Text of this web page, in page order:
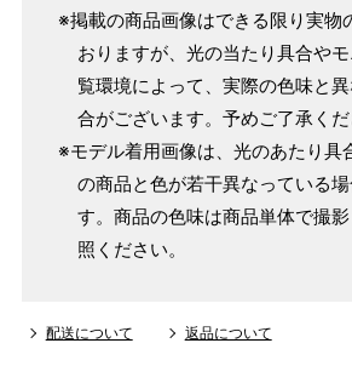
※掲載の商品画像はできる限り実物
おりますが、光の当たり具合や
覧環境によって、実際の色味と
合がございます。予めご了承くだ
※モデル着用画像は、光のあたり具
の商品と色が若干異なっている
す。商品の色味は商品単体で撮
照ください。
配送について 返品について